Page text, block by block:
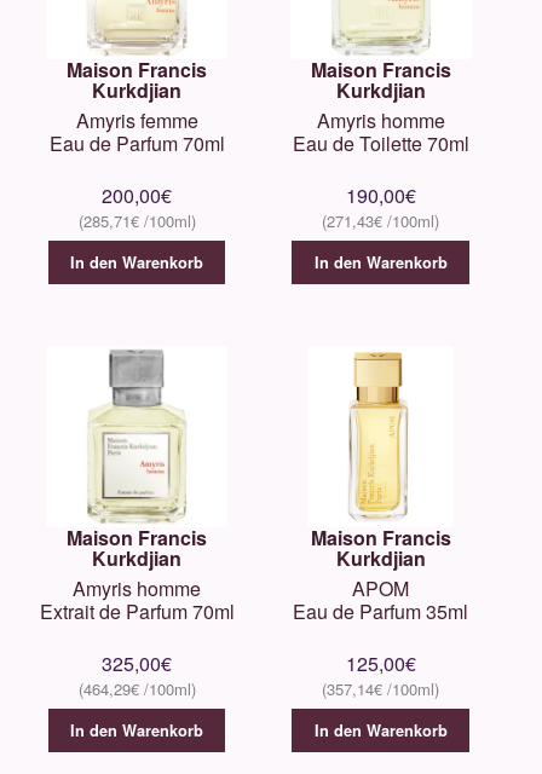
Maison Francis
Kurkdjian
Amyris femme
Eau de Parfum 70ml
200,00€
285,71€
In den Warenkorb
Maison Francis
Kurkdjian
Amyris homme
Eau de Toilette 70ml
190,00€
271,43€
In den Warenkorb
Maison Francis
Kurkdjian
Amyris homme
Extrait de Parfum 70ml
325,00€
464,29€
In den Warenkorb
Maison Francis
Kurkdjian
APOM
Eau de Parfum 35ml
125,00€
357,14€
In den Warenkorb